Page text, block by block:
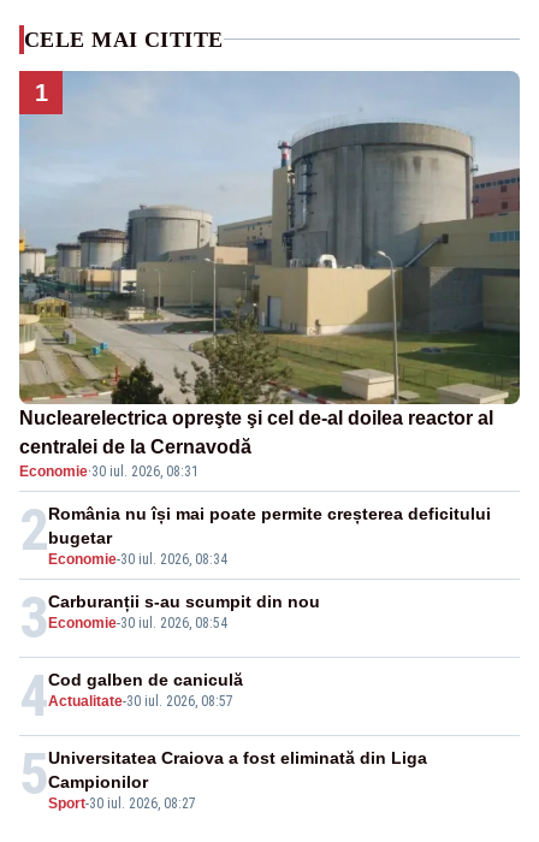
CELE MAI CITITE
1
Nuclearelectrica opreşte şi cel de-al doilea reactor al
centralei de la Cernavodă
Economie·30 iul. 2026, 08:31
2 Economie-30 iul. 2026, 08:34
România nu își mai poate permite creșterea deficitului
bugetar
3 Economie-30 iul. 2026, 08:54
Carburanții s-au scumpit din nou
4Actualitate-30 iul. 2026, 08:57
Cod galben de caniculă
5Sport-30 iul. 2026, 08:27
Universitatea Craiova a fost eliminată din Liga
Campionilor